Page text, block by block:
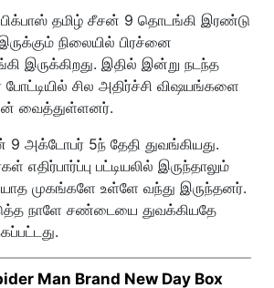
பிக்பாஸ் தமிழ் சீசன் 9 தொடங்கி இரண்டு
நிலையில் பிரச்னை
இருக்கிறது. இதில் இன்று நடந்த
சில அதிர்ச்சி விஷயங்களை
வைத்துள்ளனர்.
9 அக்டோபர் 5ந் தேதி துவங்கியது.
எதிர்பார்ப்பு பட்டியலில் இருந்தாலும்
முகங்களே உள்ளே வந்து இருந்தனர்.
நாளே சண்டையை துவக்கியதே
Man Brand New Day Box